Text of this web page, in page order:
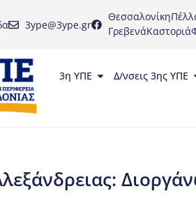
3ype@3ype.gr
Θεσσαλονίκη
ΓρεβενάΚαστοριά
3η ΥΠΕ Δ/νσεις 3ης ΥΠΕ